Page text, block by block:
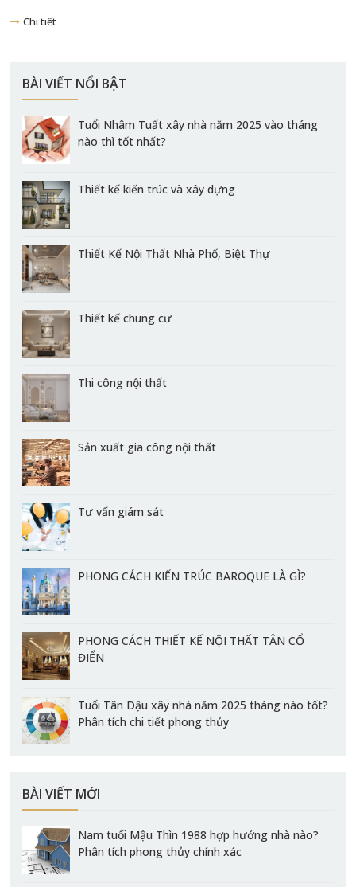
Chi tiết
BÀI VIẾT NỔI BẬT
Tuổi Nhâm Tuất xây nhà năm 2025 vào tháng
nào thì tốt nhất?
Thiết kế kiến trúc và xây dựng
Thiết Kế Nội Thất Nhà Phố, Biệt Thự
Thiết kế chung cư
Thi công nội thất
Sản xuất gia công nội thất
Tư vấn giám sát
PHONG CÁCH KIẾN TRÚC BAROQUE LÀ GÌ?
PHONG CÁCH THIẾT KẾ NỘI THẤT TÂN CỔ
ĐIỂN
Tuổi Tân Dậu xây nhà năm 2025 tháng nào tốt?
Phân tích chi tiết phong thủy
BÀI VIẾT MỚI
Nam tuổi Mậu Thìn 1988 hợp hướng nhà nào?
Phân tích phong thủy chính xác